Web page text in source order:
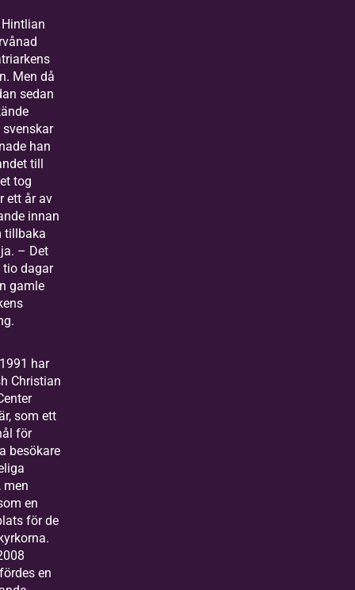
Men då
sedan
han
till
tog
ett år av
innan
tillbaka
– Det
tio dagar
gamle
har
Christian
som ett
för
besökare
men
en
för de
en